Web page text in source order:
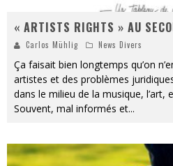
« ARTISTS RIGHTS » AU
Carlos Mühlig News Divers
Ça faisait bien longtemps qu’on
artistes et des problèmes
dans le milieu de la musique, l’art,
Souvent, mal informés et...